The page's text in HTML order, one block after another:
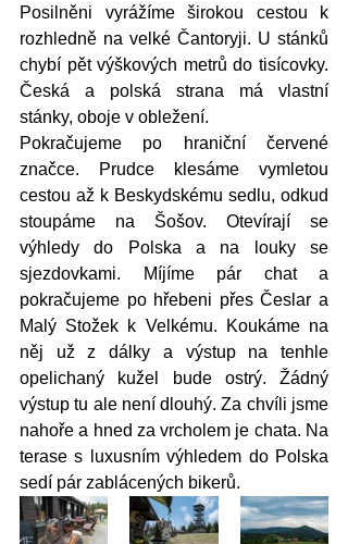
Posilněni vyrážíme širokou cestou k
rozhledně na velké Čantoryji. U stánků
chybí pět výškových metrů do tisícovky.
Česká a polská strana má vlastní
stánky, oboje v obležení.
Pokračujeme po hraniční červené
značce. Prudce klesáme vymletou
cestou až k Beskydskému sedlu, odkud
stoupáme na Šošov. Otevírají se
výhledy do Polska a na louky se
sjezdovkami. Míjíme pár chat a
pokračujeme po hřebeni přes Česlar a
Malý Stožek k Velkému. Koukáme na
něj už z dálky a výstup na tenhle
opelichaný kužel bude ostrý. Žádný
výstup tu ale není dlouhý. Za chvíli jsme
nahoře a hned za vrcholem je chata. Na
terase s luxusním výhledem do Polska
sedí pár zablácených bikerů.